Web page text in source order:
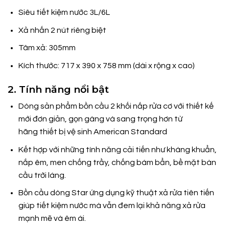
Siêu tiết kiệm nước 3L/6L
Xả nhấn 2 nút riêng biệt
Tâm xả: 305mm
Kích thước: 717 x 390 x 758 mm (dài x rộng x cao)
2. Tính năng nổi bật
Dòng sản phẩm bồn cầu 2 khối nắp rửa cơ với thiết kế
mới đơn giản, gọn gàng và sang trọng hơn từ
hãng thiết bị vệ sinh American Standard
Kết hợp với những tính năng cải tiến như kháng khuẩn,
nắp êm, men chống trầy, chống bám bẩn, bề mặt bàn
cầu trời láng.
Bồn cầu dòng Star ứng dụng kỹ thuật xả rửa tiên tiến
giúp tiết kiệm nước mà vẫn đem lại khả năng xả rửa
mạnh mẽ và êm ái.